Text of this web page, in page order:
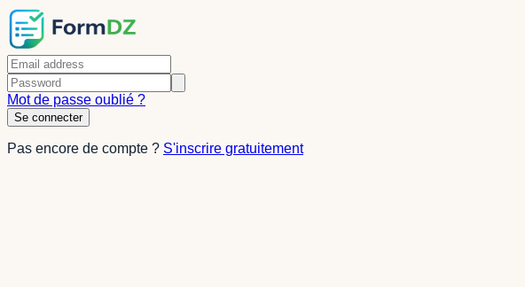
Mot de passe oublié ?
Se connecter
Pas encore de compte ? S'inscrire gratuitement